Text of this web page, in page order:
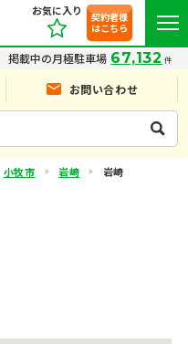
お気に入り
契約者様
はこちら
掲載中の月極駐車場 67,132 件
お問い合わせ
小牧市 岩崎 岩崎